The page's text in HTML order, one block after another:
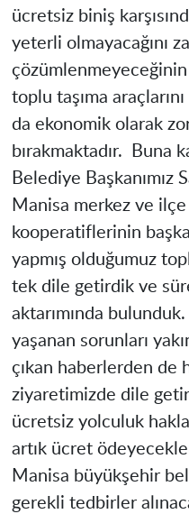
ücretsiz biniş
yeterli olmayacağını
çözümlenmeyeceğinin
toplu taşıma
da ekonomik olarak
bırakmaktadır. Buna
Belediye Başkanımız
Manisa merkez ve ilçe
kooperatiflerinin
yapmış olduğumuz
tek dile getirdik ve
aktarımında bulunduk.
yaşanan sorunları
çıkan haberlerden de
ziyaretimizde dile
ücretsiz yolculuk
artık ücret
Manisa büyükşehir
gerekli tedbirler